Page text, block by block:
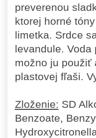
preverenou
ktorej horné
limetka. Srdce
levandule.
možno ju použiť
plastovej fľaši.
Zloženie: SD
Benzoate,